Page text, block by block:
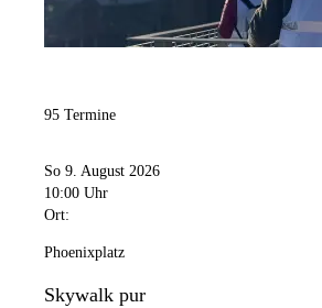
95 Termine
So 9. August 2026
10:00 Uhr
Ort:
Phoenixplatz
Skywalk pur